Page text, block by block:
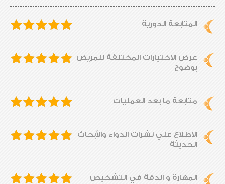
المتابعة الدورية
عرض الاختيارات المختلفة للمريض
بوضوح
متابعة ما بعد العمليات
الاطلاع علي نشرات الدواء والأبحاث
الحديثة
المهارة و الدقة في التشخيص